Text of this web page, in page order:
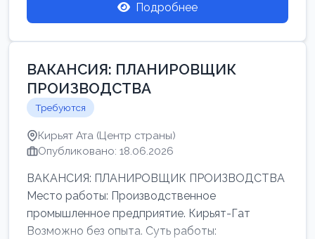
Подробнее
ВАКАНСИЯ: ПЛАНИРОВЩИК
ПРОИЗВОДСТВА
Требуются
Кирьят Ата (Центр страны)
Опубликовано: 18.06.2026
ВАКАНСИЯ: ПЛАНИРОВЩИК ПРОИЗВОДСТВА
Место работы: Производственное
промышленное предприятие. Кирьят-Гат
Возможно без опыта. Суть работы: